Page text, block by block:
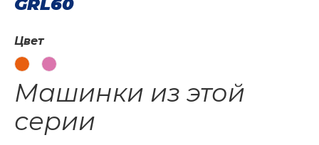
Цвет
Машинки из этой
серии